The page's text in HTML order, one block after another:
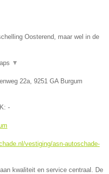
Oosterend, maar wel in de
▼
22a, 9251 GA Burgum
-
vestiging/asn-autoschade-
kwaliteit en service centraal. De